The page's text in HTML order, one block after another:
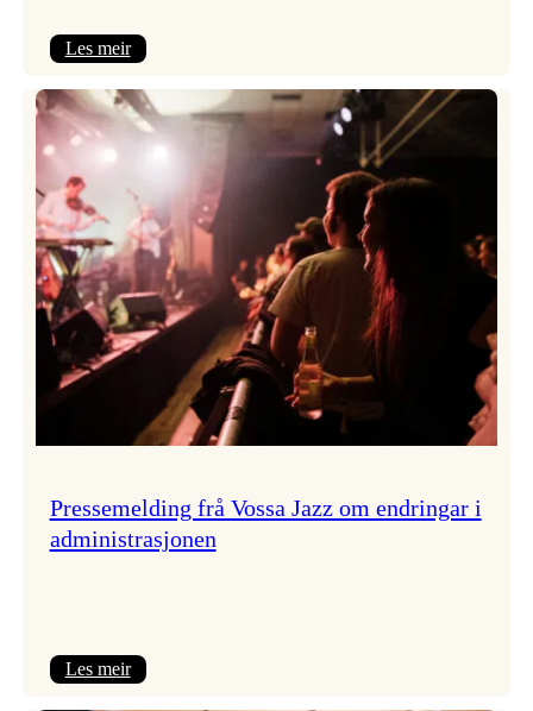
Les meir:
Jazz
søkjer
Pressemelding frå Vossa Jazz om endringar i
administrasjonen
Les meir: